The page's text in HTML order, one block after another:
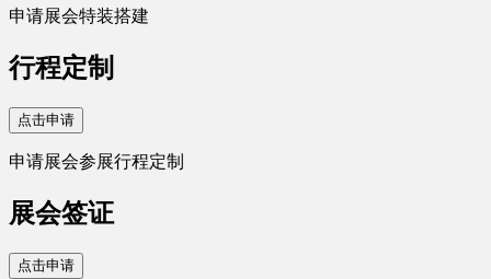
申请展会特装搭建
行程定制
点击申请
申请展会参展行程定制
展会签证
点击申请